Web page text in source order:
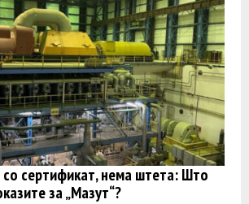
со сертификат, нема штета: Што
за „Мазут“?